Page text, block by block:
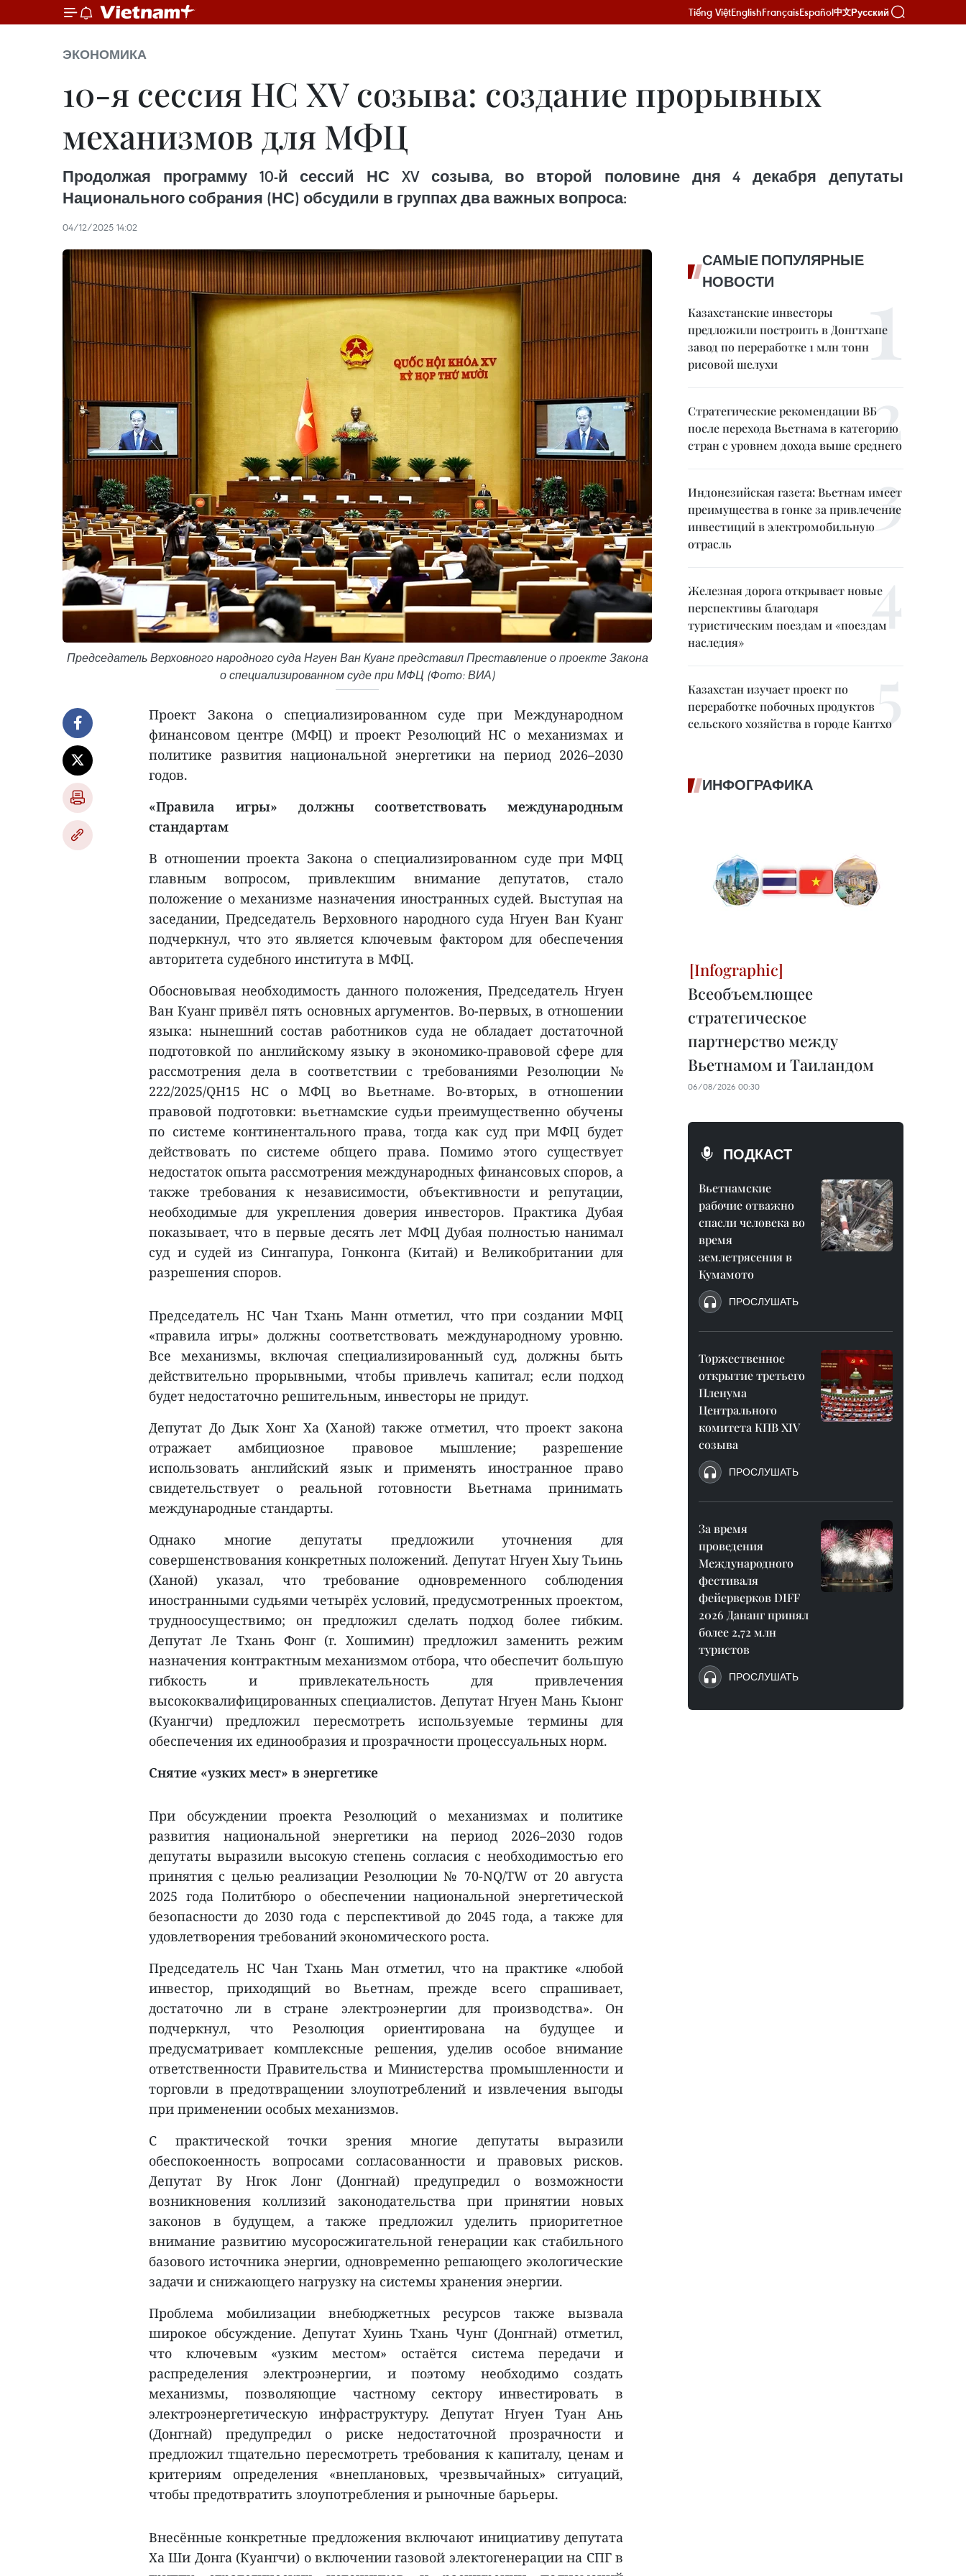
Tiếng ViệtEnglishFrançaisEspañol中文Русский
ЭКОНОМИКА
10-я сессия НС XV созыва: создание прорывных
механизмов для МФЦ
Продолжая программу 10-й сессий НС XV созыва, во второй половине дня 4 декабря депутаты
Национального собрания (НС) обсудили в группах два важных вопроса:
04/12/2025 14:02
Председатель Верховного народного суда Нгуен Ван Куанг представил Преставление о проекте Закона
о специализированном суде при МФЦ (Фото: ВИА)
Проект Закона о специализированном суде при Международном
финансовом центре (МФЦ) и проект Резолюций НС о механизмах и
политике развития национальной энергетики на период 2026–2030
годов.
«Правила игры» должны соответствовать международным
стандартам
В отношении проекта Закона о специализированном суде при МФЦ
главным вопросом, привлекшим внимание депутатов, стало
положение о механизме назначения иностранных судей. Выступая на
заседании, Председатель Верховного народного суда Нгуен Ван Куанг
подчеркнул, что это является ключевым фактором для обеспечения
авторитета судебного института в МФЦ.
Обосновывая необходимость данного положения, Председатель Нгуен
Ван Куанг привёл пять основных аргументов. Во-первых, в отношении
языка: нынешний состав работников суда не обладает достаточной
подготовкой по английскому языку в экономико-правовой сфере для
рассмотрения дела в соответствии с требованиями Резолюции №
222/2025/QH15 НС о МФЦ во Вьетнаме. Во-вторых, в отношении
правовой подготовки: вьетнамские судьи преимущественно обучены
по системе континентального права, тогда как суд при МФЦ будет
действовать по системе общего права. Помимо этого существует
недостаток опыта рассмотрения международных финансовых споров, а
также требования к независимости, объективности и репутации,
необходимые для укрепления доверия инвесторов. Практика Дубая
показывает, что в первые десять лет МФЦ Дубая полностью нанимал
суд и судей из Сингапура, Гонконга (Китай) и Великобритании для
разрешения споров.
Председатель НС Чан Тхань Манн отметил, что при создании МФЦ
«правила игры» должны соответствовать международному уровню.
Все механизмы, включая специализированный суд, должны быть
действительно прорывными, чтобы привлечь капитал; если подход
будет недостаточно решительным, инвесторы не придут.
Депутат До Дык Хонг Ха (Ханой) также отметил, что проект закона
отражает амбициозное правовое мышление; разрешение
использовать английский язык и применять иностранное право
свидетельствует о реальной готовности Вьетнама принимать
международные стандарты.
Однако многие депутаты предложили уточнения для
совершенствования конкретных положений. Депутат Нгуен Хыу Тьинь
(Ханой) указал, что требование одновременного соблюдения
иностранными судьями четырёх условий, предусмотренных проектом,
трудноосуществимо; он предложил сделать подход более гибким.
Депутат Ле Тхань Фонг (г. Хошимин) предложил заменить режим
назначения контрактным механизмом отбора, что обеспечит большую
гибкость и привлекательность для привлечения
высококвалифицированных специалистов. Депутат Нгуен Мань Кыонг
(Куангчи) предложил пересмотреть используемые термины для
обеспечения их единообразия и прозрачности процессуальных норм.
Снятие «узких мест» в энергетике
При обсуждении проекта Резолюций о механизмах и политике
развития национальной энергетики на период 2026–2030 годов
депутаты выразили высокую степень согласия с необходимостью его
принятия с целью реализации Резолюции № 70-NQ/TW от 20 августа
2025 года Политбюро о обеспечении национальной энергетической
безопасности до 2030 года с перспективой до 2045 года, а также для
удовлетворения требований экономического роста.
Председатель НС Чан Тхань Ман отметил, что на практике «любой
инвестор, приходящий во Вьетнам, прежде всего спрашивает,
достаточно ли в стране электроэнергии для производства». Он
подчеркнул, что Резолюция ориентирована на будущее и
предусматривает комплексные решения, уделив особое внимание
ответственности Правительства и Министерства промышленности и
торговли в предотвращении злоупотреблений и извлечения выгоды
при применении особых механизмов.
С практической точки зрения многие депутаты выразили
обеспокоенность вопросами согласованности и правовых рисков.
Депутат Ву Нгок Лонг (Донгнай) предупредил о возможности
возникновения коллизий законодательства при принятии новых
законов в будущем, а также предложил уделить приоритетное
внимание развитию мусоросжигательной генерации как стабильного
базового источника энергии, одновременно решающего экологические
задачи и снижающего нагрузку на системы хранения энергии.
Проблема мобилизации внебюджетных ресурсов также вызвала
широкое обсуждение. Депутат Хуинь Тхань Чунг (Донгнай) отметил,
что ключевым «узким местом» остаётся система передачи и
распределения электроэнергии, и поэтому необходимо создать
механизмы, позволяющие частному сектору инвестировать в
электроэнергетическую инфраструктуру. Депутат Нгуен Туан Ань
(Донгнай) предупредил о риске недостаточной прозрачности и
предложил тщательно пересмотреть требования к капиталу, ценам и
критериям определения «внеплановых, чрезвычайных» ситуаций,
чтобы предотвратить злоупотребления и рыночные барьеры.
Внесённые конкретные предложения включают инициативу депутата
Ха Ши Донга (Куангчи) о включении газовой электогенерации на СПГ в
САМЫЕ ПОПУЛЯРНЫЕ
НОВОСТИ
Казахстанские инвесторы
предложили построить в Донгтхапе
завод по переработке 1 млн тонн
рисовой шелухи
Стратегические рекомендации ВБ
после перехода Вьетнама в категорию
стран с уровнем дохода выше среднего
Индонезийская газета: Вьетнам имеет
преимущества в гонке за привлечение
инвестиций в электромобильную
отрасль
Железная дорога открывает новые
перспективы благодаря
туристическим поездам и «поездам
наследия»
Казахстан изучает проект по
переработке побочных продуктов
сельского хозяйства в городе Кантхо
ИНФОГРАФИКА
Всеобъемлющее
стратегическое
партнерство между
Вьетнамом и Таиландом
06/08/2026 00:30
ПОДКАСТ
Вьетнамские
рабочие отважно
спасли человека во
время
землетрясения в
Кумамото
ПРОСЛУШАТЬ
Торжественное
открытие третьего
Пленума
Центрального
комитета КПВ XIV
созыва
ПРОСЛУШАТЬ
За время
проведения
Международного
фестиваля
фейерверков DIFF
2026 Дананг принял
более 2,72 млн
туристов
ПРОСЛУШАТЬ